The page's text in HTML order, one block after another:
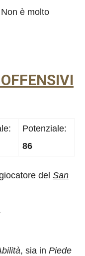
è molto
Potenziale:
86
del San
, sia in Piede